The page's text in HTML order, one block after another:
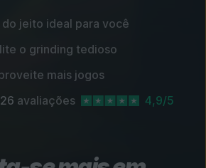
jeito ideal para você
o grinding tedioso
mais jogos
avaliações 4,9/5